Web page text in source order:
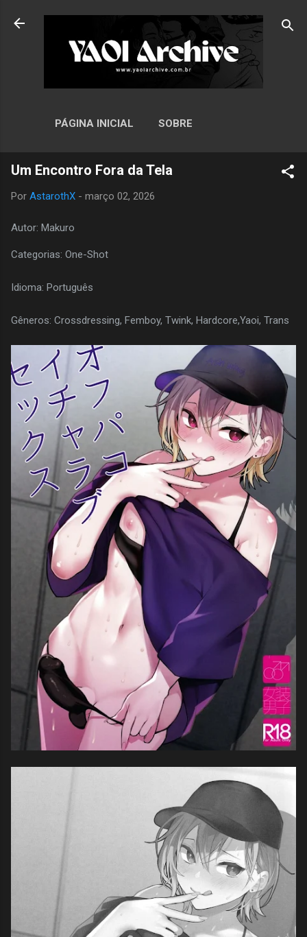
Pular para o conteúdo principal
PÁGINA INICIAL SOBRE
Um Encontro Fora da Tela
Por AstarothX - março 02, 2026
Autor: Makuro
Categorias: One-Shot
Idioma: Português
Gêneros: Crossdressing, Femboy, Twink, Hardcore,Yaoi, Trans